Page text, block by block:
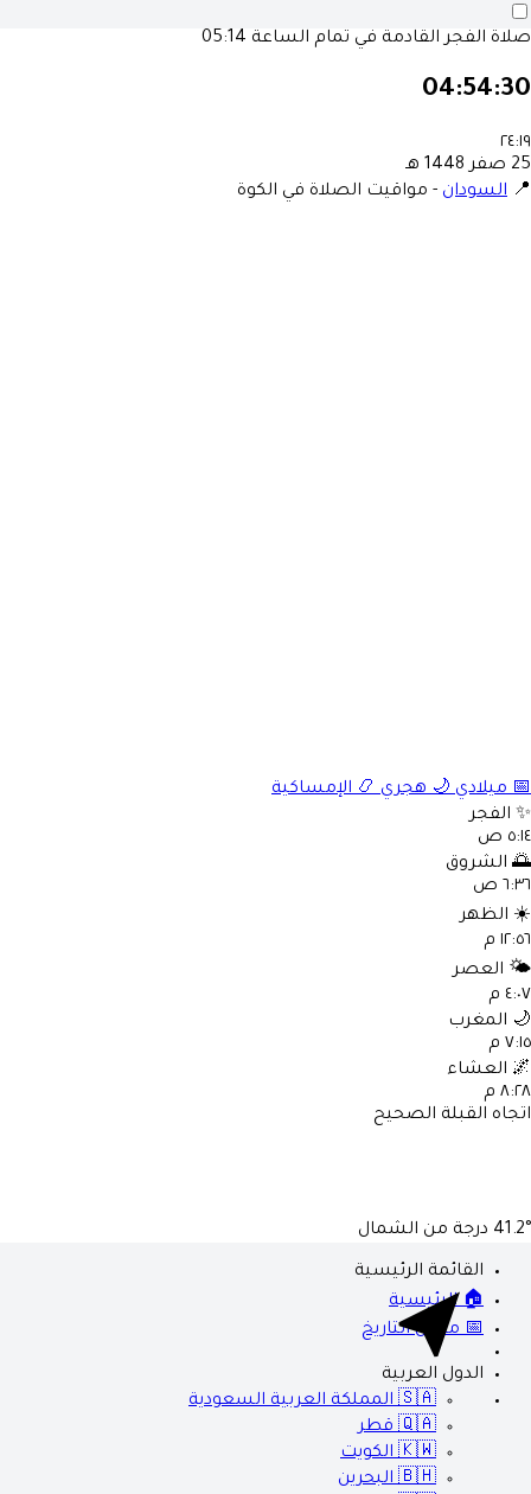
صلاة الفجر القادمة في تمام الساعة 05:14
04:54:30
٢٤:١٩
25 صفر 1448 هـ
📍 السودان - مواقيت الصلاة في الكوة
📅 ميلادي 🌙 هجري 📿 الإمساكية
✨ الفجر
٥:١٤ ص
🌅 الشروق
٦:٣٦ ص
☀️ الظهر
١٢:٥٦ م
🌤️ العصر
٤:٠٧ م
🌙 المغرب
٧:١٥ م
🌌 العشاء
٨:٢٨ م
اتجاه القبلة الصحيح
41.2° درجة من الشمال
القائمة الرئيسية
🏠 الرئيسية
📅 محول التاريخ
الدول العربية
🇸🇦 المملكة العربية السعودية
🇶🇦 قطر
🇰🇼 الكويت
🇧🇭 البحرين